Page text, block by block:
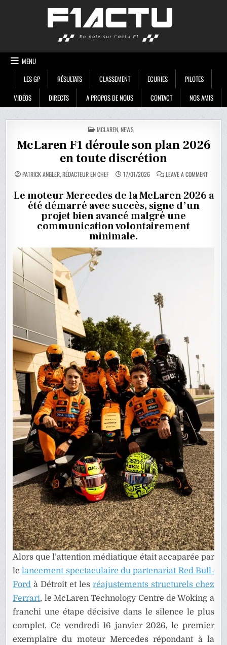
MENU
LES GP
RÉSULTATS CLASSEMENT ECURIES
PILOTES
VIDÉOS
DIRECTS A PROPOS DE NOUS CONTACT NOS AMIS
POSTED
IN
MCLAREN,NEWS
McLaren F1 déroule son plan 2026
en toute discrétion
PATRICK ANGLER, RÉDACTEUR EN CHEF 17/01/2026 LEAVE A COMMENTON
DÉROULE
SON
Le moteur Mercedes de la McLaren 2026 a
été démarré avec succès, signe d’un
projet bien avancé malgré une
communication volontairement
minimale.
Alors que l’attention médiatique était accaparée par
lelancement spectaculaire du partenariat Red Bull-
Ford à Détroit et les réajustements structurels chez
Ferrari, le McLaren Technology Centre de Woking a
franchi une étape décisive dans le silence le plus
complet. Ce vendredi 16 janvier 2026, le premier
exemplaire du moteur Mercedes répondant à la